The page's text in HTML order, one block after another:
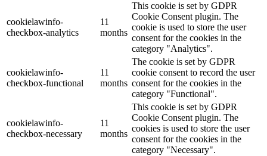
cookielawinfo-
checkbox-analytics
11
months
This cookie is set by GDPR
Cookie Consent plugin. The
cookie is used to store the user
consent for the cookies in the
category "Analytics".
cookielawinfo-
checkbox-functional
11
months
The cookie is set by GDPR
cookie consent to record the user
consent for the cookies in the
category "Functional".
cookielawinfo-
checkbox-necessary
11
months
This cookie is set by GDPR
Cookie Consent plugin. The
cookies is used to store the user
consent for the cookies in the
category "Necessary".